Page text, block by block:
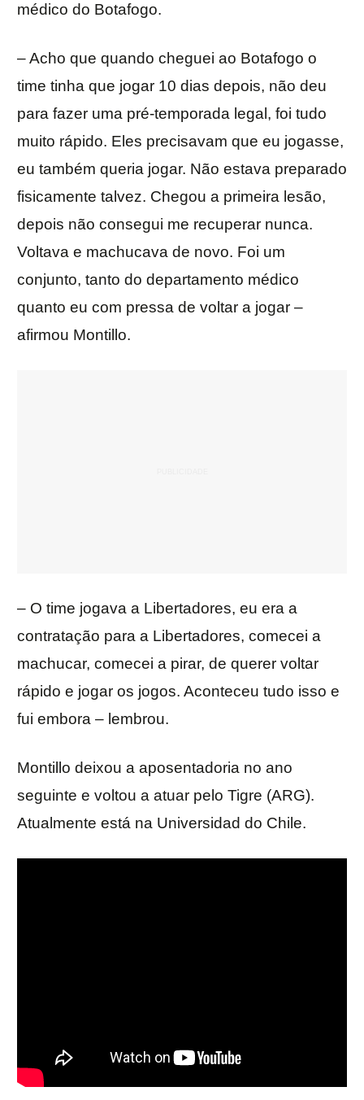
médico do Botafogo.
– Acho que quando cheguei ao Botafogo o
time tinha que jogar 10 dias depois, não deu
para fazer uma pré-temporada legal, foi tudo
muito rápido. Eles precisavam que eu jogasse,
eu também queria jogar. Não estava preparado
fisicamente talvez. Chegou a primeira lesão,
depois não consegui me recuperar nunca.
Voltava e machucava de novo. Foi um
conjunto, tanto do departamento médico
quanto eu com pressa de voltar a jogar –
afirmou Montillo.
– O time jogava a Libertadores, eu era a
contratação para a Libertadores, comecei a
machucar, comecei a pirar, de querer voltar
rápido e jogar os jogos. Aconteceu tudo isso e
fui embora – lembrou.
Montillo deixou a aposentadoria no ano
seguinte e voltou a atuar pelo Tigre (ARG).
Atualmente está na Universidad do Chile.